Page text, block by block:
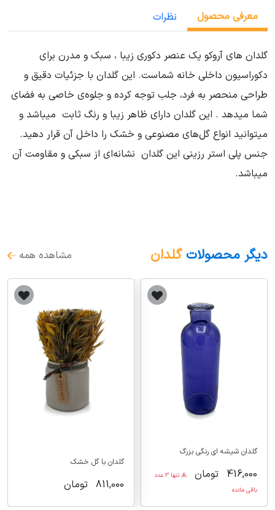
معرفی محصول نظرات
گلدان های آروکو یک عنصر دکوری زیبا ، سبک و مدرن برای
دکوراسیون داخلی خانه شماست. این گلدان با جزئیات دقیق و
طراحی منحصر به فرد، جلب توجه کرده و جلوه‌ی خاصی به فضای
شما میدهد . این گلدان دارای ظاهر زیبا و رنگ ثابت میباشد و
میتوانید انواع گل‌های مصنوعی و خشک را داخل آن قرار دهید.
جنس پلی استر رزینی این گلدان نشانه‌ای از سبکی و مقاومت آن
میباشد.
دیگر محصولاتگلدان مشاهده همه
گلدان شیشه ای رنگی بزرگ
416,000 تومان
تنها 3 عدد
باقی مانده
گلدان با گل خشک
811,000 تومان